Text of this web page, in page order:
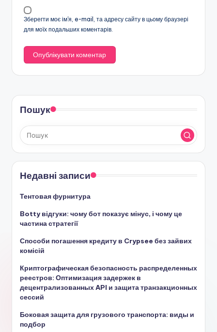
Зберегти моє ім'я, e-mail, та адресу сайту в цьому браузері
для моїх подальших коментарів.
Пошук
Недавні записи
Тентовая фурнитура
Botty відгуки: чому бот показує мінус, і чому це
частина стратегії
Способи погашення кредиту в Crypsee без зайвих
комісій
Криптографическая безопасность распределенных
реестров: Оптимизация задержек в
децентрализованных API и защита транзакционных
сессий
Боковая защита для грузового транспорта: виды и
подбор